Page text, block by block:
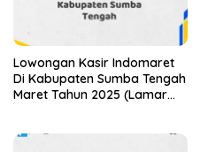
Lowongan Kasir Indomaret
Di Kabupaten Sumba Tengah
Maret Tahun 2025 (Lamar